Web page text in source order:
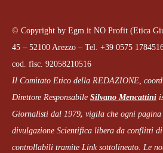
© Copyright by Egm.it NO Profit (Etica
45 – 52100 Arezzo – Tel. +39 0575
cod. fisc. 92058210516
Il Comitato Etico della REDAZIONE,
Direttore Responsabile Silvano Mencattini
Giornalisti dal 1979, vigila che ogni pagina
divulgazione Scientifica libera da conflitti di
controllabili tramite Link sottolineato. Le